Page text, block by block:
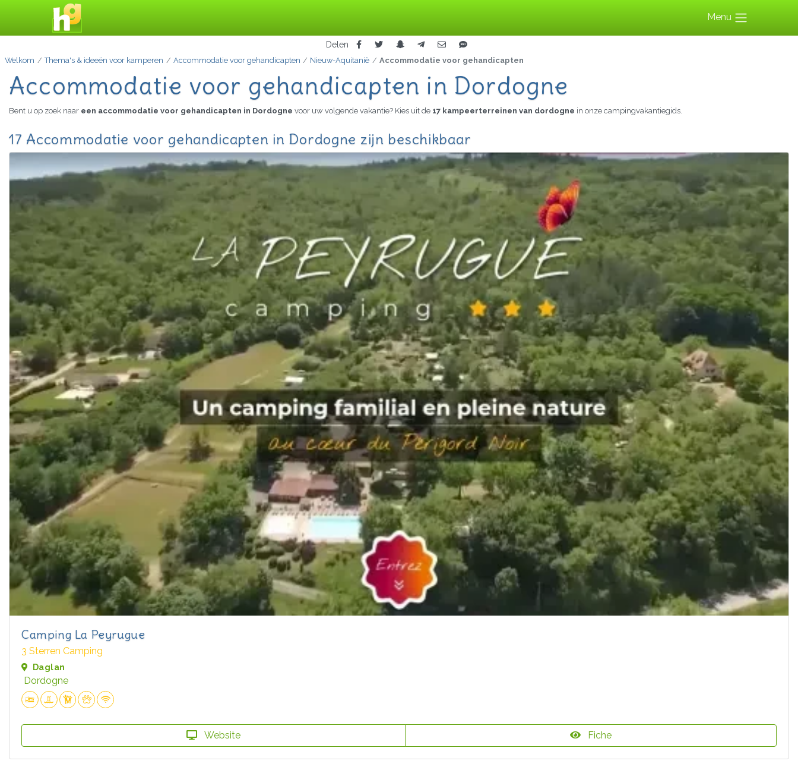
Menu
Delen
Welkom Thema's & ideeën voor kamperen Accommodatie voor gehandicapten Nieuw-Aquitanië Accommodatie voor gehandicapten
Accommodatie voor gehandicapten in Dordogne
Bent u op zoek naar een accommodatie voor gehandicapten in Dordogne voor uw volgende vakantie? Kies uit de 17 kampeerterreinen van dordogne in onze campingvakantiegids.
17 Accommodatie voor gehandicapten in Dordogne zijn beschikbaar
Camping La Peyrugue
3 Sterren Camping
Daglan
Dordogne
Website Fiche